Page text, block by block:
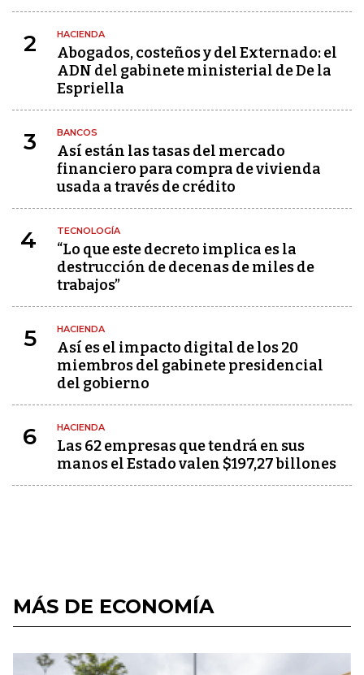
2 HACIENDA
Abogados, costeños y del Externado: el
ADN del gabinete ministerial de De la
Espriella
3 BANCOS
Así están las tasas del mercado
financiero para compra de vivienda
usada a través de crédito
4 TECNOLOGÍA
“Lo que este decreto implica es la
destrucción de decenas de miles de
trabajos”
5 HACIENDA
Así es el impacto digital de los 20
miembros del gabinete presidencial
del gobierno
6 HACIENDA
Las 62 empresas que tendrá en sus
manos el Estado valen $197,27 billones
MÁS DE ECONOMÍA